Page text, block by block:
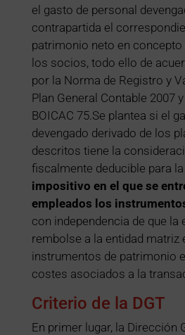
el gasto de personal
contrapartida el
patrimonio neto en
los socios, todo ello de
por la Norma de Registro y
Plan General Contable 2007
BOICAC 75.Se plantea si el
devengado derivado de los
descritos tiene la
fiscalmente deducible para
impositivo en el que se
empleados los
con independencia de que la
rembolse a la entidad matriz
instrumentos de patrimonio
costes asociados a la
Criterio de la DGT
En primer lugar, la Dirección